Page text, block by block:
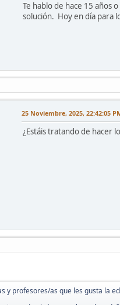
Te hablo de hace 15 años
solución. Hoy en día para
25 Noviembre, 2025, 22:42:05
¿Estáis tratando de hacer
y profesores/as que les gusta la